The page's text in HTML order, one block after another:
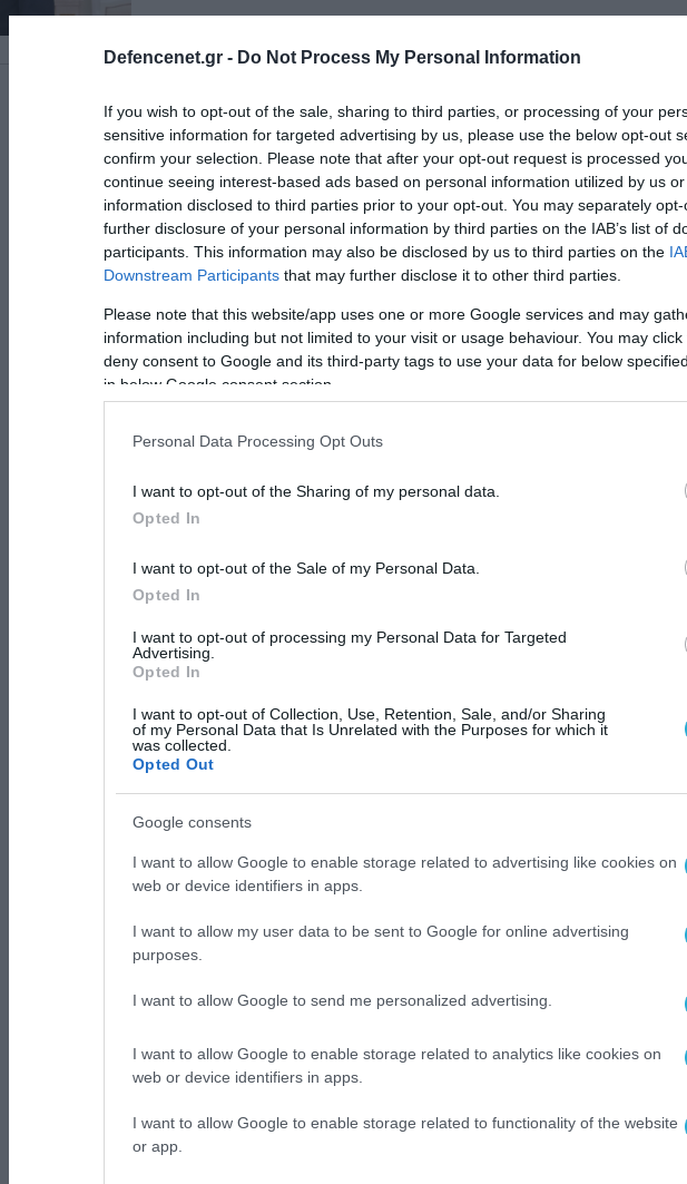
Defencenet.gr - Do Not Process My Personal Information
If you wish to opt-out of the sale, sharing to third parties, or processing of your
sensitive information for targeted advertising by us, please use the below opt-out
confirm your selection. Please note that after your opt-out request is processed
continue seeing interest-based ads based on personal information utilized by us
information disclosed to third parties prior to your opt-out. You may separately
further disclosure of your personal information by third parties on the IAB’s list of
participants. This information may also be disclosed by us to third parties on the
Downstream Participants that may further disclose it to other third parties.
Please note that this website/app uses one or more Google services and may
information including but not limited to your visit or usage behaviour. You may
deny consent to Google and its third-party tags to use your data for below
in below Google consent section.
Personal Data Processing Opt Outs
I want to opt-out of the Sharing of my personal data.
Opted In
I want to opt-out of the Sale of my Personal Data.
Opted In
I want to opt-out of processing my Personal Data for Targeted
Advertising.
Opted In
I want to opt-out of Collection, Use, Retention, Sale, and/or Sharing
of my Personal Data that Is Unrelated with the Purposes for which it
was collected.
Opted Out
Google consents
I want to allow Google to enable storage related to advertising like cookies on
web or device identifiers in apps.
I want to allow my user data to be sent to Google for online advertising
purposes.
I want to allow Google to send me personalized advertising.
I want to allow Google to enable storage related to analytics like cookies on
web or device identifiers in apps.
I want to allow Google to enable storage related to functionality of the website
or app.